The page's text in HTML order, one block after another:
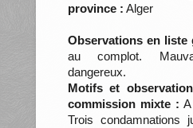
province : Alger
Observations en liste
au complot.
dangereux.
Motifs et
commission mixte :
Trois condamnations